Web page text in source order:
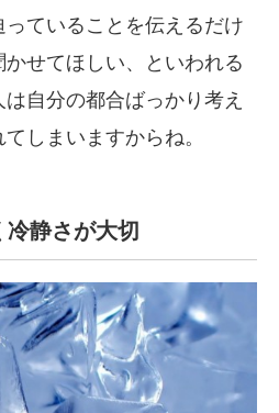
ていることを伝えるだけ
せてほしい、といわれる
自分の都合ばっかり考え
しまいますからね。
静さが大切